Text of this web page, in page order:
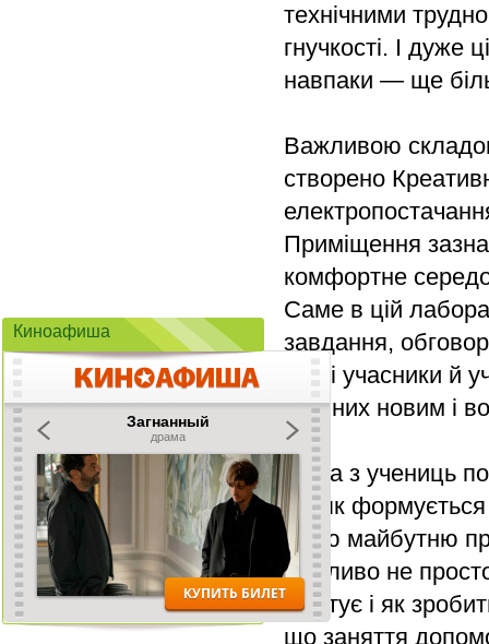
технічними
гнучкості. І дуже
навпаки — ще
Важливою
створено
Приміщення
комфортне
Саме в цій
завдання,
Самі учасники й
для них новим і
Одна з учениць
те, як
свою майбутню
важливо не
коштує і як
що заняття
Киноафиша